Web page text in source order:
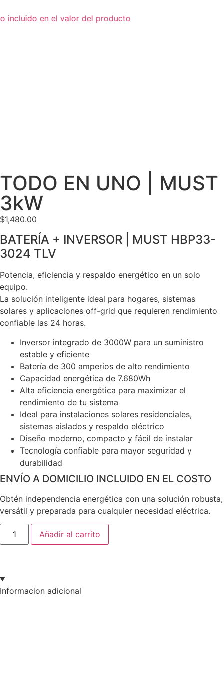
incluido en el valor del producto
TODO EN UNO | MUST
3kW
$1,480.00
BATERÍA + INVERSOR | MUST HBP33-
3024 TLV
Potencia, eficiencia y respaldo energético en un solo
equipo.
La solución inteligente ideal para hogares, sistemas
solares y aplicaciones off-grid que requieren rendimiento
confiable las 24 horas.
Inversor integrado de 3000W para un suministro
estable y eficiente
Batería de 300 amperios de alto rendimiento
Capacidad energética de 7.680Wh
Alta eficiencia energética para maximizar el
rendimiento de tu sistema
Ideal para instalaciones solares residenciales,
sistemas aislados y respaldo eléctrico
Diseño moderno, compacto y fácil de instalar
Tecnología confiable para mayor seguridad y
durabilidad
ENVÍO A DOMICILIO INCLUIDO EN EL COSTO
Obtén independencia energética con una solución robusta,
versátil y preparada para cualquier necesidad eléctrica.
Añadir al carrito
Informacion adicional